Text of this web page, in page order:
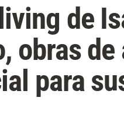
de
obras de
para